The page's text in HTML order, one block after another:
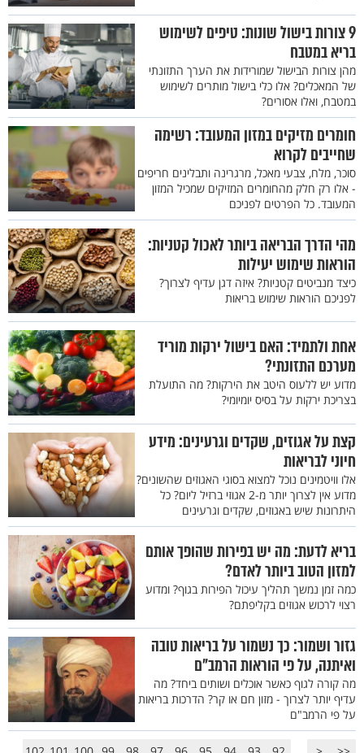
9 צורות בישול שונות: טיפים לשימוש
בריא במטבח
מהן צורות הבישול שמורידות את הערך התזונתי
של המאכלים? אלו כלי בישול מותרים לשימוש
במטבח, ואלו אסורים?
חומרים מזיקים במזון המעובד: רשימה
שחייבים לקרוא
סוכר, מלח, צבעי מאכל, מרגרינה ותבלינים חריפים
- אלו רק חלק מהחומרים המזיקים שמכיל המזון
המעובד. כל הפרטים לפניכם
מהי הדרך הבריאה ביותר לאכול קטניות:
הוראות שימוש יעילות
כיצד מנביטים קטניות? איזה דגן עדיף לצרוך?
לפניכם הוראות שימוש בריאות
אחת ולתמיד: האם בישול ירקות מוריד
מערכם התזונתי?
מדוע יש ללעוס היטב את הירקות? מה התועלת
בצריכת ירקות על בסיס יומיומי?
קצת על אגוזים, שקדים וגרעינים: מידע
חיוני לבריאות
אלו וויטמינים נוכל למצוא בסוגי האגוזים שהשונים?
מדוע אין לצרוך יותר מ-2 אגוזי ברזיל ליום? כל
היתרונות שיש באגוזים, שקדים וגרעינים
בריא לדעת: מה יש בפירות שהופך אותם
למזון הטוב ביותר לאדם?
כמה זמן נמשך תהליך עיכול הפירות בגוף? ומדוע
רצוי לרכוש אגוזים בקליפתם?
גזור ושמור: כך נשמור על בריאות טובה
ואיתנה, על פי הוראות הרמב"ם
מה קורה לגוף כאשר אוכלים ושותים ביחד? מה
עדיף יותר לצרוך - מזון חם או קר? הדרכות בריאות
על פי הרמב"ם